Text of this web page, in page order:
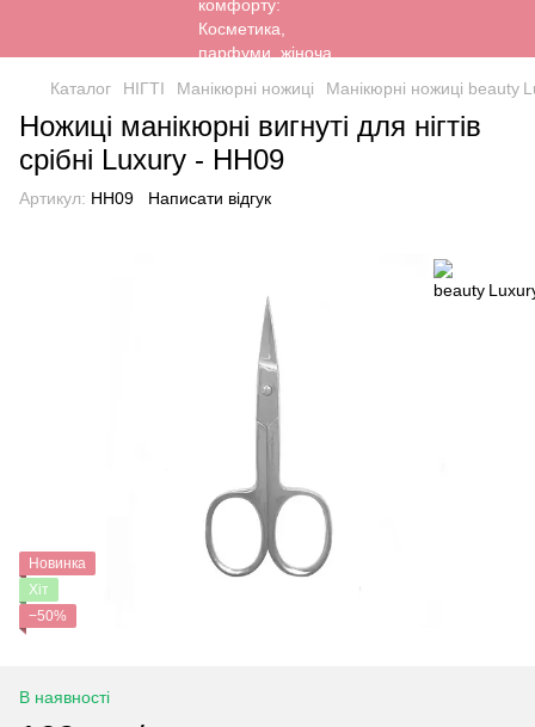
Каталог НІГТІ Манікюрні ножиці Манікюрні ножиці beauty
Ножиці манікюрні вигнуті для нігтів
срібні Luxury - HH09
Артикул: HH09 Написати відгук
Новинка
Хіт
−50%
В наявності